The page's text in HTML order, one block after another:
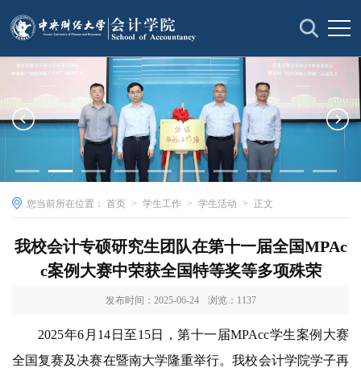
您当前所在位置： 首页 > 学生工作 > 学生活动 > 正文
我校会计专硕研究生团队在第十一届全国MPAc
c案例大赛中荣获全国特等奖等多项殊荣
发布时间：2025-06-24 浏览： 1137
2025年6月14日至15日，第十一届MPAcc学生案例大赛
全国复赛及决赛在暨南大学隆重举行。我校会计学院学子再